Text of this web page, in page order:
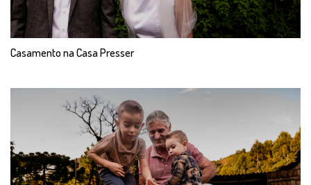
Casamento na Casa Presser